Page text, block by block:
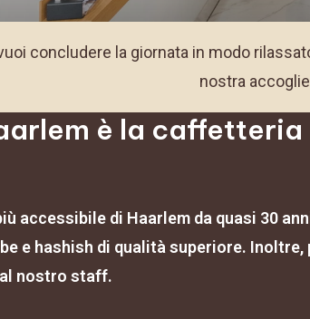
concludere la giornata in modo
nostra
è la caffetteria
accessibile di Haarlem da quasi 30
e hashish di qualità superiore. Inoltre,
nostro staff.